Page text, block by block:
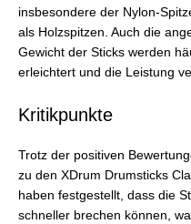
insbesondere der Nylon-
als Holzspitzen. Auch die
Gewicht der Sticks werden
erleichtert und die Leistung
Kritikpunkte
Trotz der positiven
zu den XDrum Drumsticks
haben festgestellt, dass die
schneller brechen können,